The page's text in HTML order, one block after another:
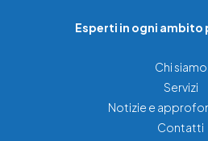
Esperti in ogni
Chi siamo
Servizi
Notizie e
Contatti